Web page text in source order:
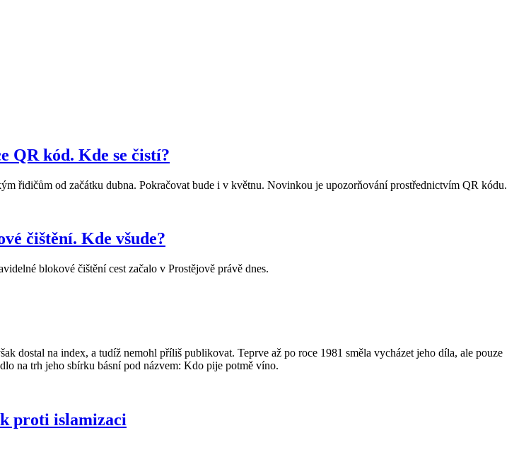
QR kód. Kde se čistí?
řidičům od začátku dubna. Pokračovat bude i v květnu. Novinkou je upozorňování prostřednictvím QR kódu.
čištění. Kde všude?
blokové čištění cest začalo v Prostějově právě dnes.
dostal na index, a tudíž nemohl příliš publikovat. Teprve až po roce 1981 směla vycházet jeho díla, ale pouze
na trh jeho sbírku básní pod názvem: Kdo pije potmě víno.
proti islamizaci